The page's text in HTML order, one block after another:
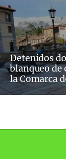
Detenidos
blanqueo de
la Comarca